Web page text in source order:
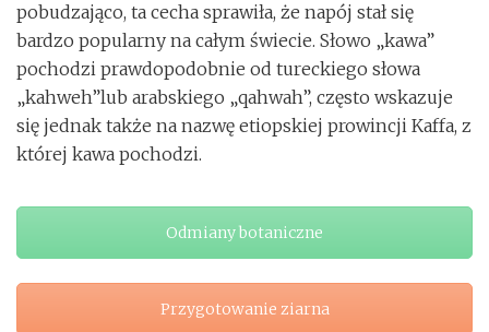
pobudzająco, ta cecha sprawiła, że napój stał się
bardzo popularny na całym świecie. Słowo „kawa”
pochodzi prawdopodobnie od tureckiego słowa
„kahweh”lub arabskiego „qahwah”, często wskazuje
się jednak także na nazwę etiopskiej prowincji Kaffa, z
której kawa pochodzi.
Odmiany botaniczne
Przygotowanie ziarna